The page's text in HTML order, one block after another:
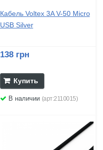
Кабель Voltex 3A V-50 Micro
USB Silver
138 грн
Купить
В наличии (арт:2110015)